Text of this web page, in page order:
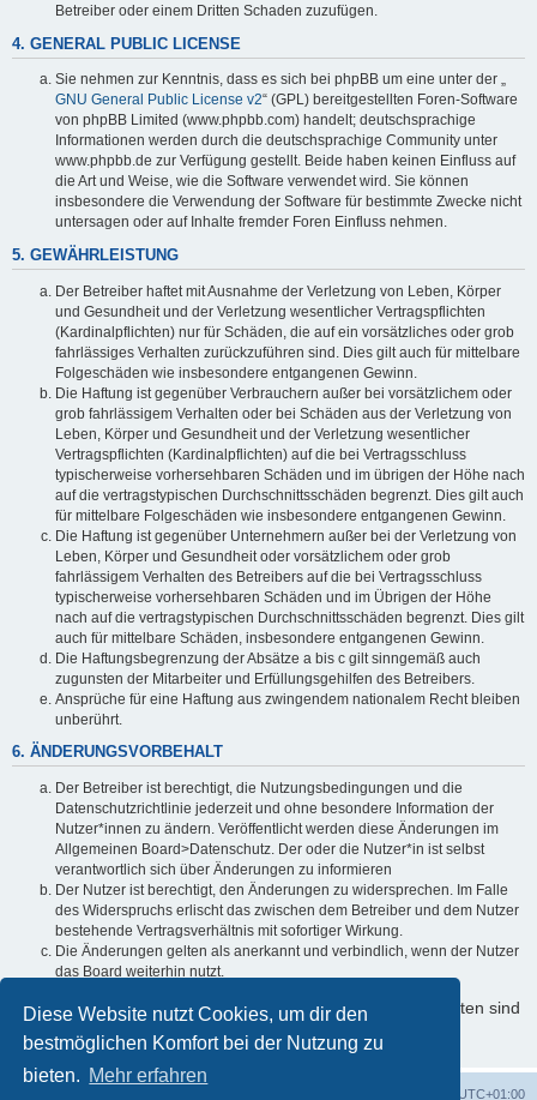
Diese Website nutzt Cookies, um dir den
bestmöglichen Komfort bei der Nutzung zu
bieten. Mehr erfahren
Betreiber oder einem Dritten Schaden zuzufügen.
4. GENERAL PUBLIC LICENSE
Sie nehmen zur Kenntnis, dass es sich bei phpBB um eine unter der „
GNU General Public License v2“ (GPL) bereitgestellten Foren-Software
von phpBB Limited (www.phpbb.com) handelt; deutschsprachige
Informationen werden durch die deutschsprachige Community unter
www.phpbb.de zur Verfügung gestellt. Beide haben keinen Einfluss auf
die Art und Weise, wie die Software verwendet wird. Sie können
insbesondere die Verwendung der Software für bestimmte Zwecke nicht
untersagen oder auf Inhalte fremder Foren Einfluss nehmen.
5. GEWÄHRLEISTUNG
Der Betreiber haftet mit Ausnahme der Verletzung von Leben, Körper
und Gesundheit und der Verletzung wesentlicher Vertragspflichten
(Kardinalpflichten) nur für Schäden, die auf ein vorsätzliches oder grob
fahrlässiges Verhalten zurückzuführen sind. Dies gilt auch für mittelbare
Folgeschäden wie insbesondere entgangenen Gewinn.
Die Haftung ist gegenüber Verbrauchern außer bei vorsätzlichem oder
grob fahrlässigem Verhalten oder bei Schäden aus der Verletzung von
Leben, Körper und Gesundheit und der Verletzung wesentlicher
Vertragspflichten (Kardinalpflichten) auf die bei Vertragsschluss
typischerweise vorhersehbaren Schäden und im übrigen der Höhe nach
auf die vertragstypischen Durchschnittsschäden begrenzt. Dies gilt auch
für mittelbare Folgeschäden wie insbesondere entgangenen Gewinn.
Die Haftung ist gegenüber Unternehmern außer bei der Verletzung von
Leben, Körper und Gesundheit oder vorsätzlichem oder grob
fahrlässigem Verhalten des Betreibers auf die bei Vertragsschluss
typischerweise vorhersehbaren Schäden und im Übrigen der Höhe
nach auf die vertragstypischen Durchschnittsschäden begrenzt. Dies gilt
auch für mittelbare Schäden, insbesondere entgangenen Gewinn.
Die Haftungsbegrenzung der Absätze a bis c gilt sinngemäß auch
zugunsten der Mitarbeiter und Erfüllungsgehilfen des Betreibers.
Ansprüche für eine Haftung aus zwingendem nationalem Recht bleiben
unberührt.
6. ÄNDERUNGSVORBEHALT
Der Betreiber ist berechtigt, die Nutzungsbedingungen und die
Datenschutzrichtlinie jederzeit und ohne besondere Information der
Nutzer*innen zu ändern. Veröffentlicht werden diese Änderungen im
Allgemeinen Board>Datenschutz. Der oder die Nutzer*in ist selbst
verantwortlich sich über Änderungen zu informieren
Der Nutzer ist berechtigt, den Änderungen zu widersprechen. Im Falle
des Widerspruchs erlischt das zwischen dem Betreiber und dem Nutzer
bestehende Vertragsverhältnis mit sofortiger Wirkung.
Die Änderungen gelten als anerkannt und verbindlich, wenn der Nutzer
das Board weiterhin nutzt.
Informationen über den Umgang mit Ihren persönlichen Daten sind
in der Datenschutzrichtlinie enthalten.
UTC+01:00